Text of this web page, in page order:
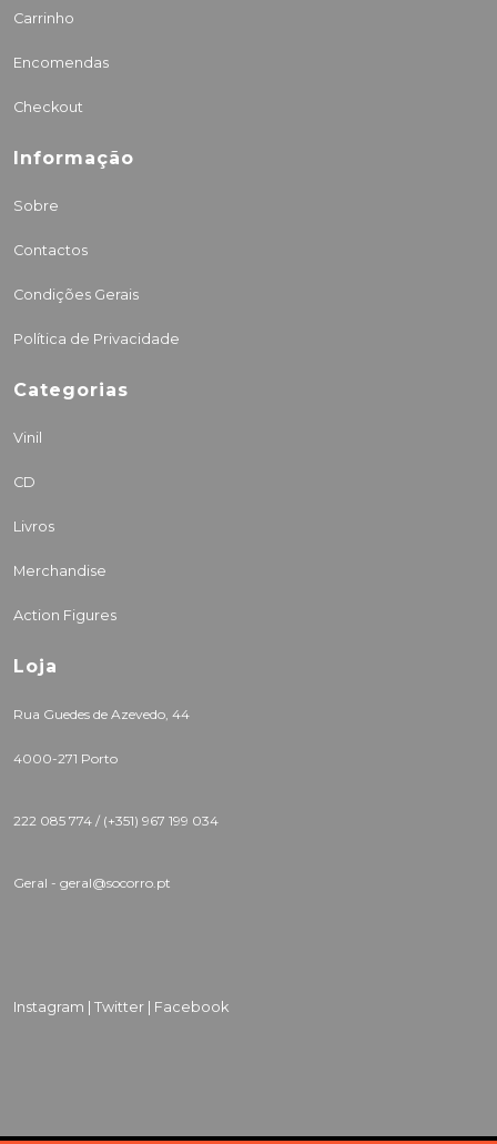
Carrinho
Encomendas
Checkout
Informação
Sobre
Contactos
Condições Gerais
Política de Privacidade
Categorias
Vinil
CD
Livros
Merchandise
Action Figures
Loja
Rua Guedes de Azevedo, 44
4000-271 Porto
222 085 774 / (+351) 967 199 034
Geral - geral@socorro.pt
Instagram | Twitter | Facebook